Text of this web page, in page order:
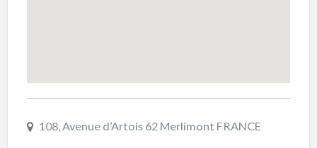
108, Avenue d’Artois 62 Merlimont FRANCE